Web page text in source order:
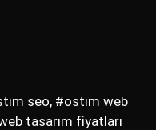
seo, #ostim web
tasarım fiyatları